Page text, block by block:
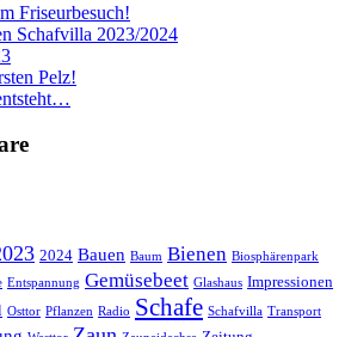
Friseurbesuch!
Schafvilla 2023/2024
Pelz!
2024 Bauen Baum Bienen Biosphärenpark
Entspannung Gemüsebeet Glashaus Impressionen
Osttor Pflanzen Radio Schafe Schafvilla Transport